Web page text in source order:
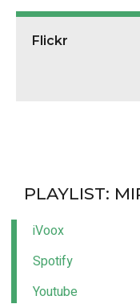
Flickr
PLAYLIST:
iVoox
Spotify
Youtube